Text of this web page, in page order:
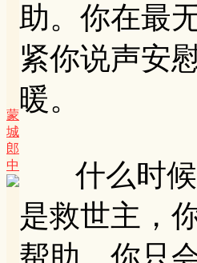
蒙
城
郎
中
助。你在最
紧你说声安
暖。
什么时候
是救世主，